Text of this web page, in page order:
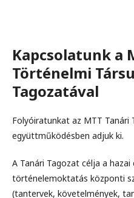
Kapcsolatunk a
Történelmi
Tagozatával
Folyóiratunkat az MTT Tanári
együttműködésben adjuk ki.
A Tanári Tagozat célja a
történelemoktatás központi
(tantervek, követelmények,